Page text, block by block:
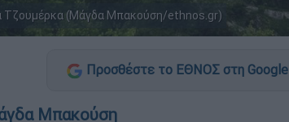
Τζουμέρκα (Μάγδα Μπακούση/ethnos.gr)
Προσθέστε το ΕΘΝΟΣ στη Google
Μπακούση